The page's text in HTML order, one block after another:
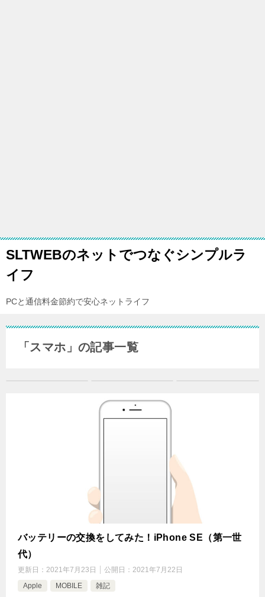
SLTWEBのネットでつなぐシンプルラ
イフ
PCと通信料金節約で安心ネットライフ
「スマホ」の記事一覧
バッテリーの交換をしてみた！iPhone SE（第一世
代）
更新日： 2021年7月23日 公開日： 2021年7月22日
Apple
MOBILE 雑記